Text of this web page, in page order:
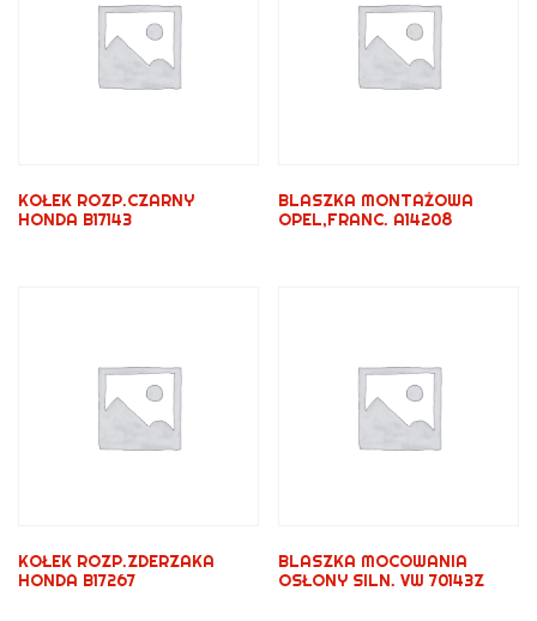
KOŁEK ROZP.CZARNY
HONDA B17143
BLASZKA MONTAŻOWA
OPEL,FRANC. A14208
KOŁEK ROZP.ZDERZAKA
HONDA B17267
BLASZKA MOCOWANIA
OSŁONY SILN. VW 70143Z